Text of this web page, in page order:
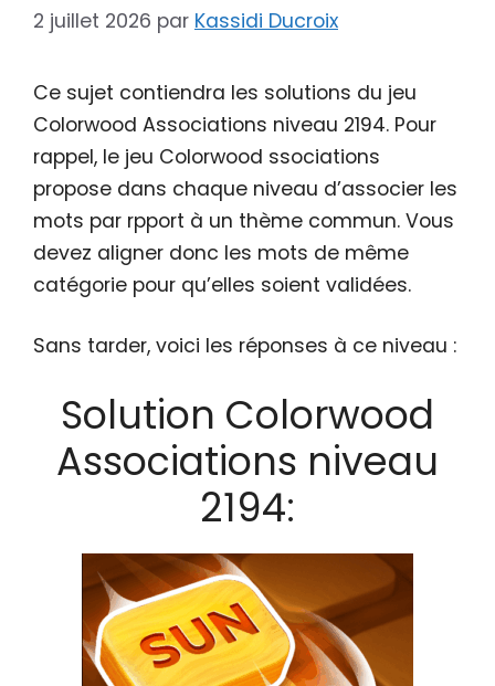
2 juillet 2026 par Kassidi Ducroix
Ce sujet contiendra les solutions du jeu
Colorwood Associations niveau 2194. Pour
rappel, le jeu Colorwood ssociations
propose dans chaque niveau d’associer les
mots par rpport à un thème commun. Vous
devez aligner donc les mots de même
catégorie pour qu’elles soient validées.
Sans tarder, voici les réponses à ce niveau :
Solution Colorwood
Associations niveau
2194: